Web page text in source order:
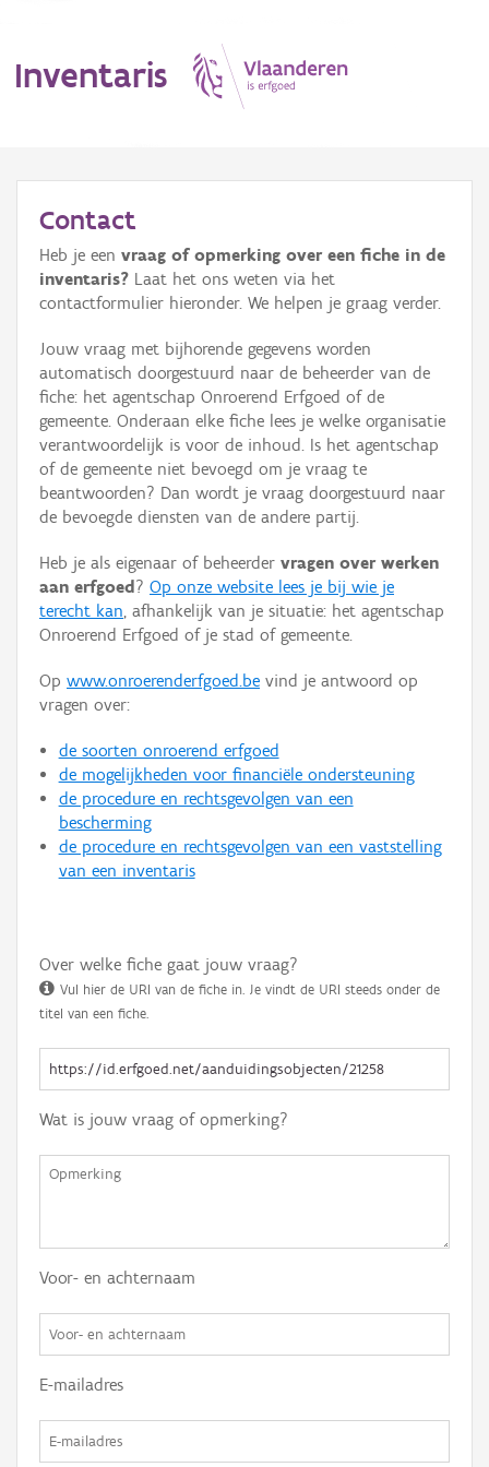
Inventaris
Erfgoedobject
Aanduidingsobject
Waarneming
Thema
Gebeurtenis
Persoon of collectief
Hergebruik
Aanmelden
Contact
Heb je een vraag of opmerking over een fiche in de
inventaris? Laat het ons weten via het
contactformulier hieronder. We helpen je graag verder.
Jouw vraag met bijhorende gegevens worden
automatisch doorgestuurd naar de beheerder van de
fiche: het agentschap Onroerend Erfgoed of de
gemeente. Onderaan elke fiche lees je welke organisatie
verantwoordelijk is voor de inhoud. Is het agentschap
of de gemeente niet bevoegd om je vraag te
beantwoorden? Dan wordt je vraag doorgestuurd naar
de bevoegde diensten van de andere partij.
Heb je als eigenaar of beheerder vragen over werken
aan erfgoed ? Op onze website lees je bij wie je
terecht kan, afhankelijk van je situatie: het agentschap
Onroerend Erfgoed of je stad of gemeente.
Op www.onroerenderfgoed.be vind je antwoord op
vragen over:
de soorten onroerend erfgoed
de mogelijkheden voor financiële ondersteuning
de procedure en rechtsgevolgen van een
bescherming
de procedure en rechtsgevolgen van een vaststelling
van een inventaris
Over welke fiche gaat jouw vraag?
Vul hier de URI van de fiche in. Je vindt de URI steeds onder de
titel van een fiche.
Wat is jouw vraag of opmerking?
Voor- en achternaam
E-mailadres